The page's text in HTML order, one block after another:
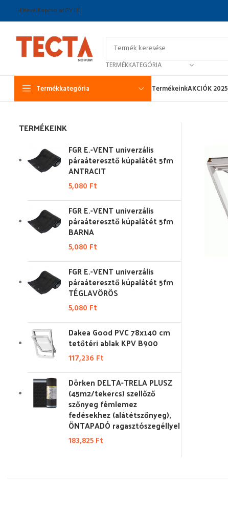
HírlevélKapcsolatGY.I.K.
TERMÉKKATEGÓRIA
Termékkategória TermékeinkAKCIÓK 2025
TERMÉKEINK
FGR E.-VENT univerzális
páraáteresztő kúpalátét 5fm
ANTRACIT
5,080 Ft
FGR E.-VENT univerzális
páraáteresztő kúpalátét 5fm
BARNA
5,080 Ft
FGR E.-VENT univerzális
páraáteresztő kúpalátét 5fm
TÉGLAVÖRÖS
5,080 Ft
Dakea Good PVC 78x140 cm
tetőtéri ablak KPV B900
117,236 Ft
Dörken DELTA-TRELA PLUSZ
(45m2/tekercs) szellőző
szőnyeg fémlemez
fedésekhez (alátétszőnyeg),
ÖNTAPADÓ ragasztószegéllyel
183,825 Ft